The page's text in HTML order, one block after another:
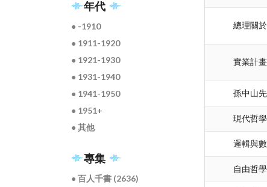
年代
● -1910
● 1911-1920
● 1921-1930
● 1931-1940
● 1941-1950
● 1951+
● 其他
專集
● 百人千書 (2636)
總理關
實業計
孫中山
現代哲
邏輯與
自由哲學